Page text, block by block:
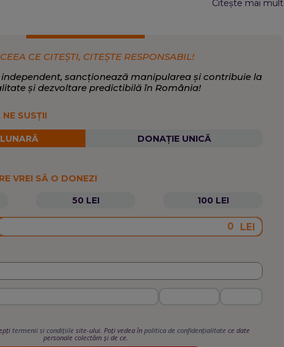
Citește mai mult
CE CITEȘTI, CITEȘTE RESPONSABIL!
sancționează manipularea și contribuie la
și dezvoltare predictibilă în România!
NE SUSȚII
DONAȚIE UNICĂ
VREI SĂ O DONEZI
50 LEI 100 LEI
LEI
termenii si condițiile site-ului. Poți vedea înpolitica de confidențialitate ce date
personale colectăm și de ce.